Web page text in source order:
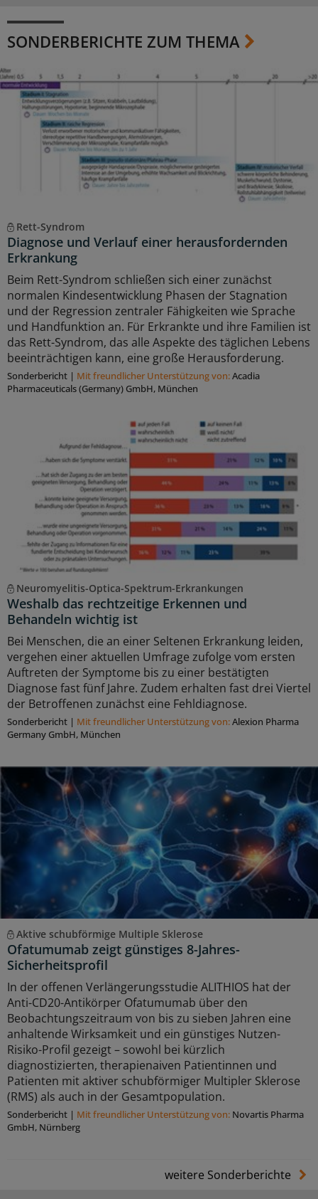
SONDERBERICHTE ZUM THEMA
Rett-Syndrom
Diagnose und Verlauf einer herausfordernden
Erkrankung
Beim Rett-Syndrom schließen sich einer zunächst
normalen Kindesentwicklung Phasen der Stagnation
und der Regression zentraler Fähigkeiten wie Sprache
und Handfunktion an. Für Erkrankte und ihre Familien ist
das Rett-Syndrom, das alle Aspekte des täglichen Lebens
beeinträchtigen kann, eine große Herausforderung.
Sonderbericht | Mit freundlicher Unterstützung von:Acadia
Pharmaceuticals (Germany) GmbH, München
Neuromyelitis-Optica-Spektrum-Erkrankungen
Weshalb das rechtzeitige Erkennen und
Behandeln wichtig ist
Bei Menschen, die an einer Seltenen Erkrankung leiden,
vergehen einer aktuellen Umfrage zufolge vom ersten
Auftreten der Symptome bis zu einer bestätigten
Diagnose fast fünf Jahre. Zudem erhalten fast drei Viertel
der Betroffenen zunächst eine Fehldiagnose.
Sonderbericht | Mit freundlicher Unterstützung von:Alexion Pharma
Germany GmbH, München
Aktive schubförmige Multiple Sklerose
Ofatumumab zeigt günstiges 8-Jahres-
Sicherheitsprofil
In der offenen Verlängerungsstudie ALITHIOS hat der
Anti-CD20-Antikörper Ofatumumab über den
Beobachtungszeitraum von bis zu sieben Jahren eine
anhaltende Wirksamkeit und ein günstiges Nutzen-
Risiko-Profil gezeigt – sowohl bei kürzlich
diagnostizierten, therapienaiven Patientinnen und
Patienten mit aktiver schubförmiger Multipler Sklerose
(RMS) als auch in der Gesamtpopulation.
Sonderbericht | Mit freundlicher Unterstützung von: Novartis Pharma
GmbH, Nürnberg
weitere Sonderberichte